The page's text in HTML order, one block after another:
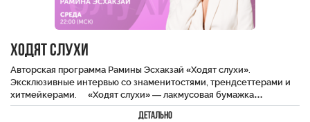
ХОДЯТ СЛУХИ
Авторская программа Рамины Эсхакзай «Ходят слухи».
Эксклюзивные интервью со знаменитостями, трендсеттерами и
хитмейкерами. ⠀ «Ходят слухи» — лакмусовая бумажка…
Детально